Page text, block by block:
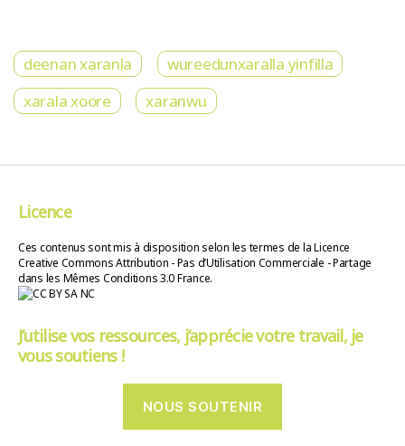
deenan xaranla
wureedunxaralla yinfilla
xarala xoore
xaranwu
Licence
Ces contenus sont mis à disposition selon les termes de la Licence
Creative Commons Attribution - Pas d’Utilisation Commerciale - Partage
dans les Mêmes Conditions 3.0 France.
J’utilise vos ressources, j’apprécie votre travail, je
vous soutiens !
NOUS SOUTENIR